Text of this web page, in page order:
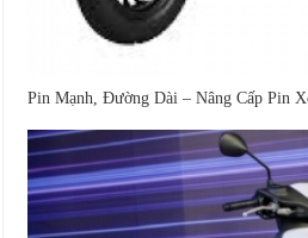
Pin Mạnh, Đường Dài – Nâng Cấp Pin